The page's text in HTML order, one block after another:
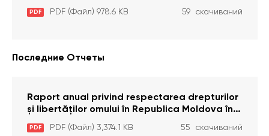
Constituțională
aprobarea proiectului de lege privind
activitatea sanitară veterinarăa
PDF PDF (Файл) 978.6 KB 59 скачиваний
Последние Отчеты
Raport anual privind respectarea drepturilor
și libertăților omului în Republica Moldova în
anul 2023
PDF PDF (Файл) 3,374.1 KB 55 скачиваний